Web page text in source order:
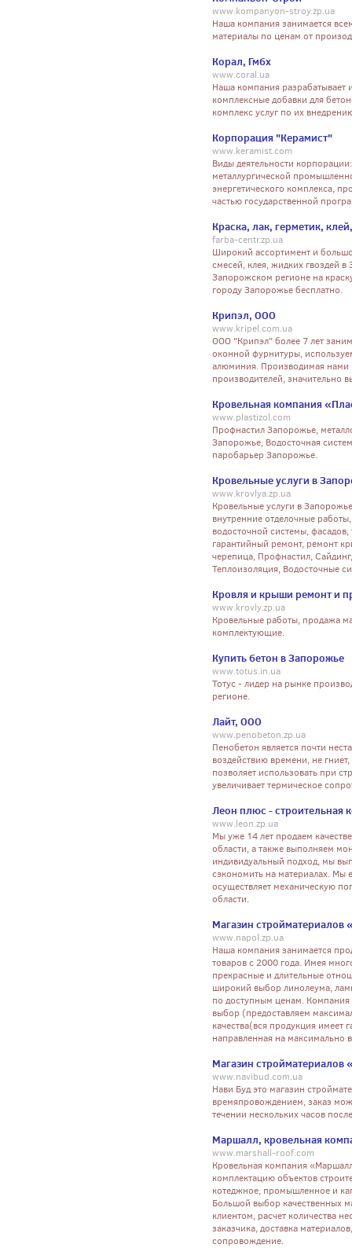
www.kompanyon-stroy.zp.ua
Наша компания занимается
материалы по ценам от
Корал, Гмбх
www.coral.ua
Наша компания разрабатывает
комплексные добавки для
комплекс услуг по их
Корпорация "Керамист"
www.keramist.com
Виды деятельности
металлургической
энергетического комплекса,
частью государственной
Краска, лак, герметик,
farba-centr.zp.ua
Широкий ассортимент и
смесей, клея, жидких гвоздей
Запорожском регионе на
городу Запорожье бесплатно.
Крипэл, ООО
www.kripel.com.ua
ООО "Крипэл" более 7 лет
оконной фурнитуры,
алюминия. Производимая нами
производителей, значительно
Кровельная компания
www.plastizol.com
Профнастил Запорожье,
Запорожье, Водосточная
паробарьер Запорожье.
Кровельные услуги в
www.krovlya.zp.ua
Кровельные услуги в
внутренние отделочные
водосточной системы,
гарантийный ремонт, ремонт
черепица, Профнастил,
Теплоизоляция, Водосточные
Кровля и крыши ремонт и
www.krovly.zp.ua
Кровельные работы, продажа
комплектующие.
Купить бетон в Запорожье
www.totus.in.ua
Тотус - лидер на рынке
регионе.
Лайт, ООО
www.penobeton.zp.ua
Пенобетон является почти
воздействию времени, не
позволяет использовать при
увеличивает термическое
Леон плюс - строительная
www.leon.zp.ua
Мы уже 14 лет продаем
области, а также выполняем
индивидуальный подход, мы
сэкономить на материалах. Мы
осуществляет механическую
области.
Магазин стройматериалов
www.napol.zp.ua
Наша компания занимается
товаров с 2000 года. Имея
прекрасные и длительные
широкий выбор линолеума,
по доступным ценам. Компания
выбор (предоставляем
качества(вся продукция
направленная на
Магазин стройматериалов
www.navibud.com.ua
Нави Буд это магазин
времяпровождением, заказ
течении нескольких часов
Маршалл, кровельная
www.marshall-roof.com
Кровельная компания
комплектацию объектов
котеджное, промышленное и
Большой выбор качественных
клиентом, расчет количества
заказчика, доставка
сопровождение.